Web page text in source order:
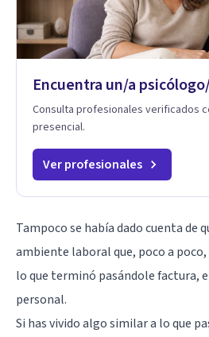
Encuentra un/a
Consulta profesionales verificados
presencial.
Ver profesionales
Tampoco se había dado cuenta de
ambiente laboral que, poco a
lo que terminó pasándole factura,
personal.
Si has vivido algo similar a lo que